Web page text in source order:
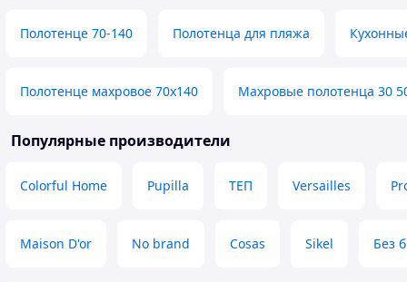
Полотенце 70-140 Полотенца для пляжа
Полотенце махровое 70х140 Махровые полотенца 30
Популярные производители
Colorful Home Pupilla ТЕП Versailles
Maison D'or No brand Cosas Sikel Без